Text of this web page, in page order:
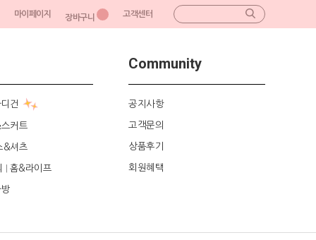
마이페이지 장바구니 고객센터
건
커트
&셔츠
홈&라이프
Community
공지사항
고객문의
상품후기
회원혜택